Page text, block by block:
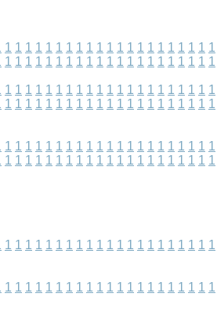
1 1 1 1 1 1 1 1 1 1 1 1 1 1 1 1 1 1 1 1 1
1 1 1 1 1 1 1 1 1 1 1 1 1 1 1 1 1 1 1 1 1
1 1 1 1 1 1 1 1 1 1 1 1 1 1 1 1 1 1 1 1 1
1 1 1 1 1 1 1 1 1 1 1 1 1 1 1 1 1 1 1 1 1
1 1 1 1 1 1 1 1 1 1 1 1 1 1 1 1 1 1 1 1 1
1 1 1 1 1 1 1 1 1 1 1 1 1 1 1 1 1 1 1 1 1
1 1 1 1 1 1 1 1 1 1 1 1 1 1 1 1 1 1 1 1 1
1 1 1 1 1 1 1 1 1 1 1 1 1 1 1 1 1 1 1 1 1